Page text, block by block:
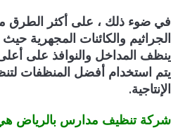
في ضوء ذلك ، على أكثر الطرق
الجراثيم والكائنات المجهرية
ينظف المداخل والنوافذ على
يتم استخدام أفضل المنظفات
الإنتاجية.
شركة تنظيف مدارس بالرياض هي